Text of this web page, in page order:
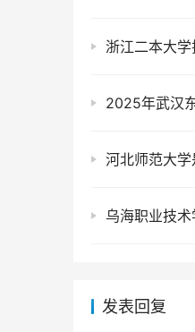
浙江二本大
2025年武汉
乌海职业技
发表回复